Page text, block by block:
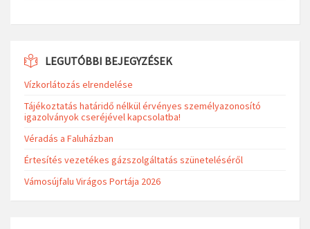
LEGUTÓBBI BEJEGYZÉSEK
Vízkorlátozás elrendelése
Tájékoztatás határidő nélkül érvényes személyazonosító
igazolványok cseréjével kapcsolatba!
Véradás a Faluházban
Értesítés vezetékes gázszolgáltatás szüneteléséről
Vámosújfalu Virágos Portája 2026